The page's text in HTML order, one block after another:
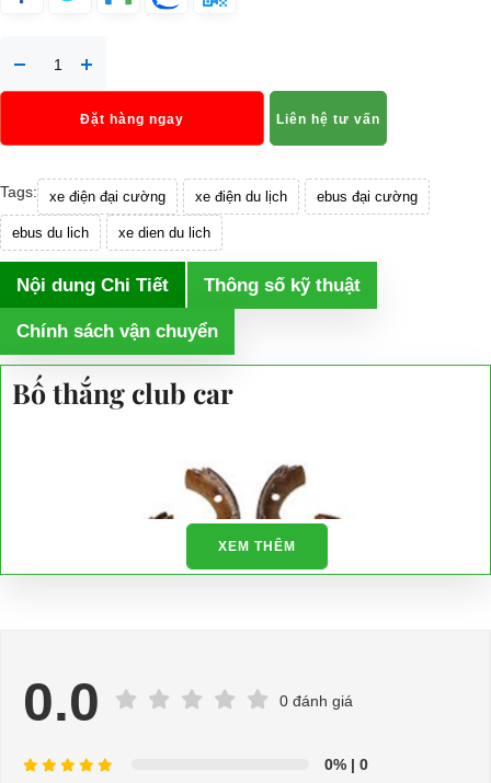
Đặt hàng ngay Liên hệ tư vấn
Tags: xe điện đại cường xe điện du lịch ebus đại cường
ebus du lich xe dien du lich
Nội dung Chi Tiết Thông số kỹ thuật
Chính sách vận chuyển
Bố thắng club car
tốt ở đâu?
XEM THÊM
0.0 0 đánh giá
0% | 0